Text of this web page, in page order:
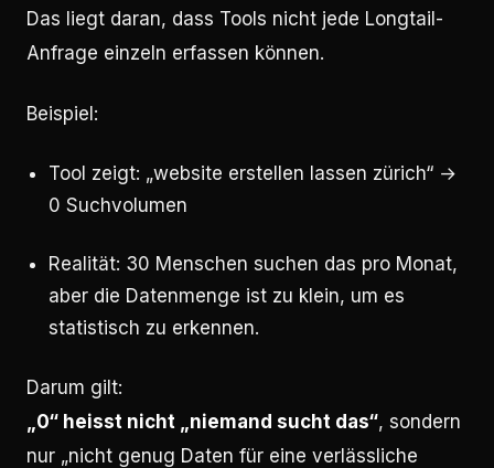
Das liegt daran, dass Tools nicht jede Longtail-
Anfrage einzeln erfassen können.
Beispiel:
Tool zeigt: „website erstellen lassen zürich“ →
0 Suchvolumen
Realität: 30 Menschen suchen das pro Monat,
aber die Datenmenge ist zu klein, um es
statistisch zu erkennen.
Darum gilt:
„0“ heisst nicht „niemand sucht das“, sondern
nur „nicht genug Daten für eine verlässliche